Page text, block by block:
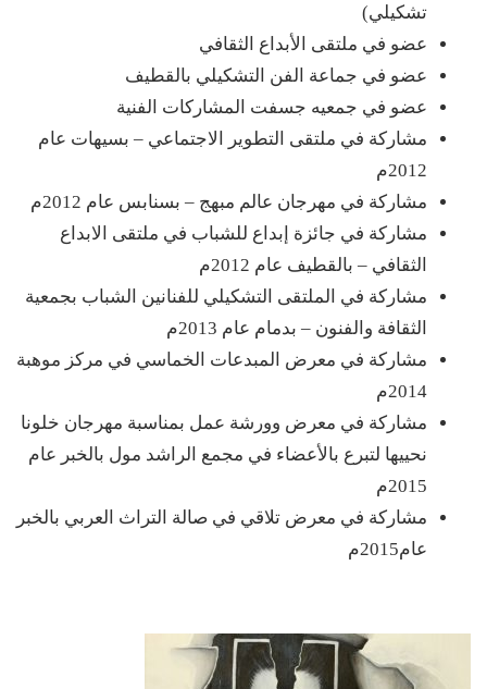
تشكيلي)
عضو في ملتقى الأبداع الثقافي
عضو في جماعة الفن التشكيلي بالقطيف
عضو في جمعيه جسفت المشاركات الفنية
مشاركة في ملتقى التطوير الاجتماعي – بسيهات عام
2012م
مشاركة في مهرجان عالم مبهج – بسنابس عام 2012م
مشاركة في جائزة إبداع للشباب في ملتقى الابداع
الثقافي – بالقطيف عام 2012م
مشاركة في الملتقى التشكيلي للفنانين الشباب بجمعية
الثقافة والفنون – بدمام عام 2013م
مشاركة في معرض المبدعات الخماسي في مركز موهبة
2014م
مشاركة في معرض وورشة عمل بمناسبة مهرجان خلونا
نحييها لتبرع بالأعضاء في مجمع الراشد مول بالخبر عام
2015م
مشاركة في معرض تلاقي في صالة التراث العربي بالخبر
عام2015م